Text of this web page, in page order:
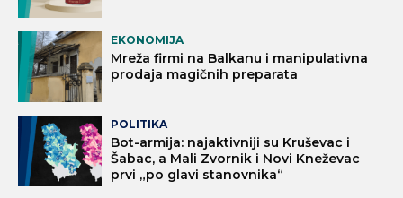
EKONOMIJA
Mreža firmi na Balkanu i manipulativna
prodaja magičnih preparata
POLITIKA
Bot-armija: najaktivniji su Kruševac i
Šabac, a Mali Zvornik i Novi Kneževac
prvi „po glavi stanovnika“